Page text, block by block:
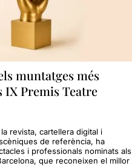
muntatges més
IX Premis Teatre
revista, cartellera digital i
de referència, ha
i professionals nominats als
que reconeixen el millor